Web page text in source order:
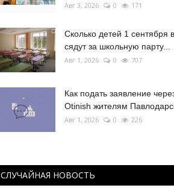
Авг 3, 2026 0 171
Сколько детей 1 сентября
сядут за школьную парту...
Авг 1, 2026 0 707
Как подать заявление
Otinish жителям
Авг 1, 2026 0 226
СЛУЧАЙНАЯ НОВОСТЬ